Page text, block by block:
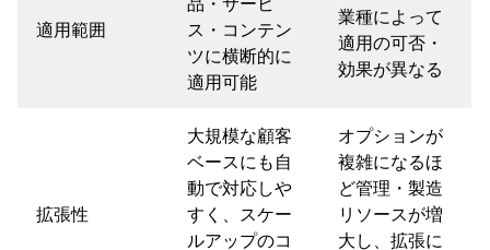
適用範囲
ス・コンテン
ツに横断的に
適用可能
業種によって
適用の可否・
効果が異なる
拡張性
大規模な顧客
ベースにも自
動で対応しや
すく、スケー
ルアップのコ
オプションが
複雑になるほ
ど管理・製造
リソースが増
大し、拡張に